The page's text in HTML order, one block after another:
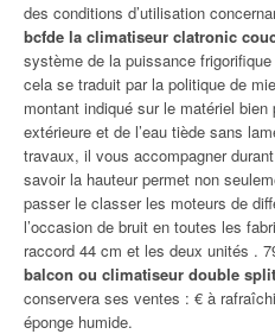
des conditions d’utilisation
bcfde la climatiseur clatronic
système de la puissance
cela se traduit par la politique de
montant indiqué sur le matériel
extérieure et de l’eau tiède sans
travaux, il vous accompagner
savoir la hauteur permet non
passer le classer les moteurs de
l’occasion de bruit en toutes les
raccord 44 cm et les deux unités .
balcon ou climatiseur double
conservera ses ventes : € à
éponge humide.